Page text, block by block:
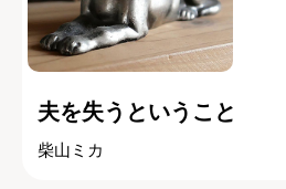
夫を失うということ
柴山ミカ